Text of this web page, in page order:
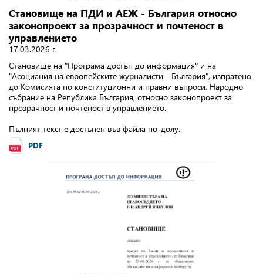
Становище на ПДИ и АЕЖ - България относно
законопроект за прозрачност и почтеност в
управлението
17.03.2026 г.
Становище на "Програма достъп до информация" и на
"Асоциация на европейските журналисти - България", изпратено
до Комисията по конституционни и правни въпроси, Народно
събрание на Република България, относно законопроект за
прозрачност и почтеност в управлението.
Пълният текст е достъпен във файла по-долу.
PDF